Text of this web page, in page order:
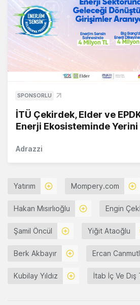
SPONSORLU
İTÜ Çekirdek, Elder ve
Enerji Ekosisteminde Yerini
Adrazzi
Yatırım Mompery.com
Hakan Mısırlıoğlu Engin
Şamil Öncül Yiğit Ataoğlu
Berk Akbayır Ercan
Kubilay Yıldız İtab İç Ve